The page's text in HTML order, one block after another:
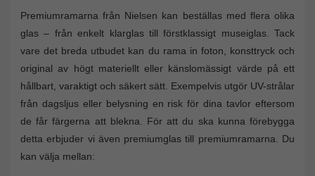
Premiumramarna från Nielsen kan beställas med flera olika
glas – från enkelt klarglas till förstklassigt museiglas. Tack
vare det breda utbudet kan du rama in foton, konsttryck och
original av högt materiellt eller känslomässigt värde på ett
hållbart, varaktigt och säkert sätt. Exempelvis utgör UV-strålar
från dagsljus eller belysning en risk för dina tavlor eftersom
de får färgerna att blekna. För att du ska kunna förebygga
detta erbjuder vi även premiumglas till premiumramarna. Du
kan välja mellan: